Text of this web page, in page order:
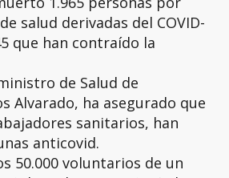
salud derivadas del COVID-
que han contraído la
de Salud de
Alvarado, ha asegurado que
sanitarios, han
anticovid.
50.000 voluntarios de un